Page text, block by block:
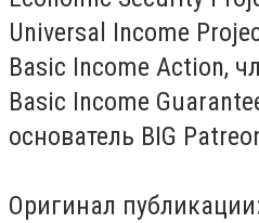
Universal Income
Basic Income Action,
Basic Income
основатель BIG
Оригинал